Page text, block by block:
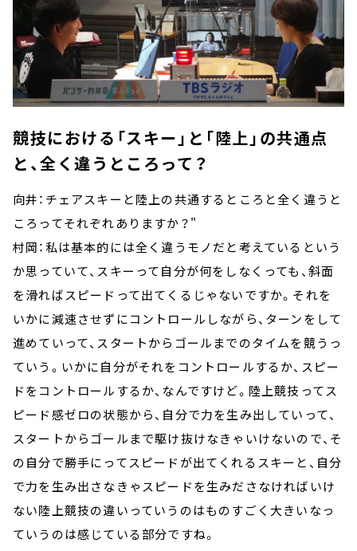
競技における「スキー」と「陸上」の共通点
と、全く違うところって？
向井：チェアスキーと陸上の共通するところと全く違うと
ころってそれぞれありますか？"
村岡：私は基本的には全く違うモノだと考えているという
か思っていて、スキーって自分が何をしなくっても、斜面
を滑ればスピードって出てくるじゃないですか。それを
いかに減速させずにコントロールしながら、ターンをして
進めていって、スタートからゴールまでのタイムを競うっ
ていう。いかに自分がそれをコントロールするか、スピー
ドをコントロールするか、なんですけど。陸上競技ってス
ピード感ゼロの状態から、自分で力を生み出していって、
スタートからゴールまで駆け抜けなきゃいけないので、そ
の自分で勝手にってスピードが出てくれるスキーと、自分
で力を生み出さなきゃスピードを生みださなければいけ
ない陸上競技の違いっていうのはものすごく大きいなっ
ていうのは感じている部分ですね。